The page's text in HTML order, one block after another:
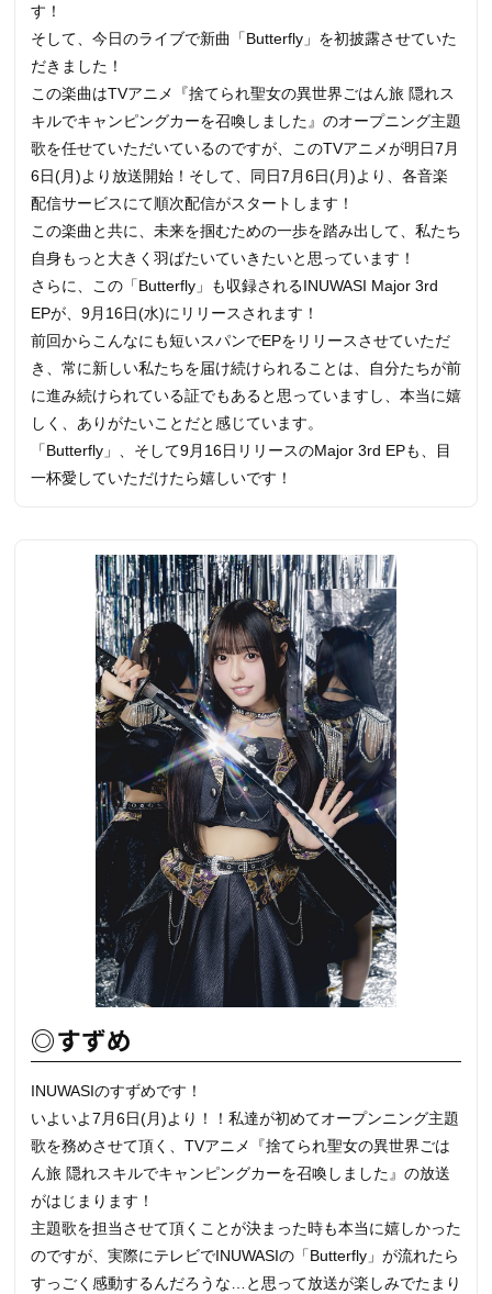
す！
そして、今日のライブで新曲「Butterfly」を初披露させていた
だきました！
この楽曲はTVアニメ『捨てられ聖女の異世界ごはん旅 隠れス
キルでキャンピングカーを召喚しました』のオープニング主題
歌を任せていただいているのですが、このTVアニメが明日7月
6日(月)より放送開始！そして、同日7月6日(月)より、各音楽
配信サービスにて順次配信がスタートします！
この楽曲と共に、未来を掴むための一歩を踏み出して、私たち
自身もっと大きく羽ばたいていきたいと思っています！
さらに、この「Butterfly」も収録されるINUWASI Major 3rd
EPが、9月16日(水)にリリースされます！
前回からこんなにも短いスパンでEPをリリースさせていただ
き、常に新しい私たちを届け続けられることは、自分たちが前
に進み続けられている証でもあると思っていますし、本当に嬉
しく、ありがたいことだと感じています。
「Butterfly」、そして9月16日リリースのMajor 3rd EPも、目
一杯愛していただけたら嬉しいです！
◎すずめ
INUWASIのすずめです！
いよいよ7月6日(月)より！！私達が初めてオープンニング主題
歌を務めさせて頂く、TVアニメ『捨てられ聖女の異世界ごは
ん旅 隠れスキルでキャンピングカーを召喚しました』の放送
がはじまります！
主題歌を担当させて頂くことが決まった時も本当に嬉しかった
のですが、実際にテレビでINUWASIの「Butterfly」が流れたら
すっごく感動するんだろうな…と思って放送が楽しみでたまり